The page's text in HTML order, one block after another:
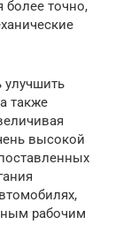
более точно,
также
высокой
рабочим